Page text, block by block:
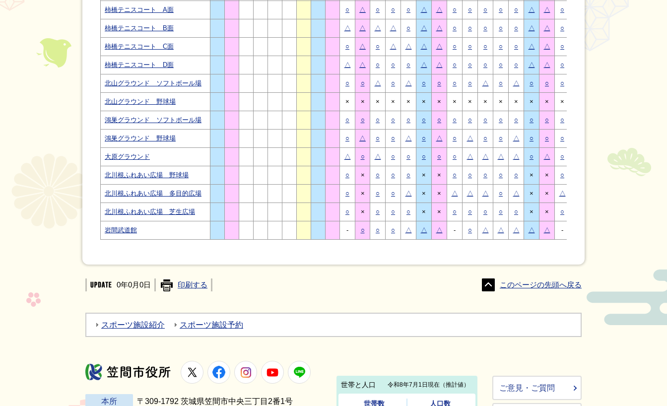
柿橋テニスコート A面 ○ △ ○ ○ ○ △ △ ○ ○ ○ ○ ○ △ △ ○
柿橋テニスコート B面 △ △ △ △ ○ △ △ ○ ○ ○ ○ ○ △ △ ○
柿橋テニスコート C面 ○ △ ○ △ △ △ △ ○ ○ ○ ○ ○ △ △ ○
柿橋テニスコート D面 △ △ ○ ○ ○ △ △ ○ ○ ○ ○ ○ △ △ ○
北山グラウンド ソフトボール場 ○ ○ △ ○ △ ○ ○ ○ ○ △ ○ △ ○ ○ ○
北山グラウンド 野球場 × × × × × × × × × × × × × × ×
鴻巣グラウンド ソフトボール場 ○ ○ ○ ○ ○ ○ ○ ○ ○ ○ ○ ○ ○ ○ ○
鴻巣グラウンド 野球場 ○ △ ○ ○ △ ○ △ ○ △ ○ ○ △ ○ ○ ○
大原グラウンド △ ○ △ ○ ○ ○ ○ ○ △ △ △ △ ○ △ ○ △ △ ○
北川根ふれあい広場 野球場 ○ × ○ ○ ○ × × ○ ○ ○ ○ ○ × × ○ ×
北川根ふれあい広場 多目的広場 ○ × ○ ○ △ × × △ △ △ ○ △ × × △
北川根ふれあい広場 芝生広場 ○ × ○ ○ ○ × × ○ ○ ○ ○ ○ × × ○
岩間武道館 - ○ ○ ○ △ △ △ - ○ △ △ △ △ △ -
0年0月0日 印刷する このページの先頭へ戻る
スポーツ施設紹介 スポーツ施設予約
笠間市役所
X FacebookInstagramYoutube
本所 〒309-1792 茨城県笠間市中央三丁目2番1号
ご意見・ご質問